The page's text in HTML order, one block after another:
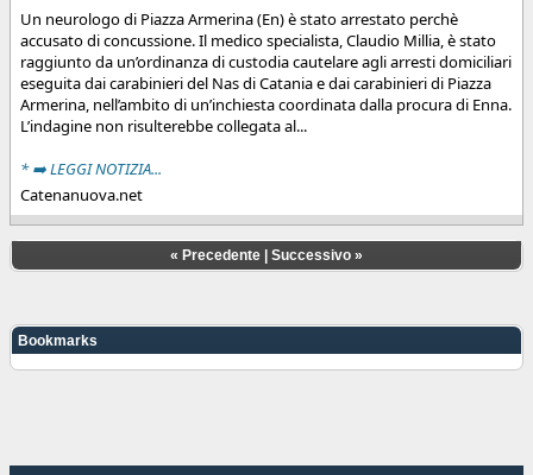
Un neurologo di Piazza Armerina (En) è stato arrestato perchè
accusato di concussione. Il medico specialista, Claudio Millia, è stato
raggiunto da un’ordinanza di custodia cautelare agli arresti domiciliari
eseguita dai carabinieri del Nas di Catania e dai carabinieri di Piazza
Armerina, nell’ambito di un’inchiesta coordinata dalla procura di Enna.
L’indagine non risulterebbe collegata al...
* ➡️ LEGGI NOTIZIA...
Catenanuova.net
« Precedente Successivo »
Bookmarks